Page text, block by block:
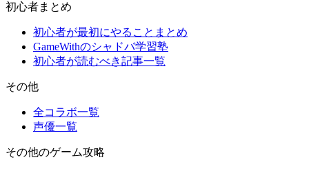
初心者まとめ
初心者が最初にやることまとめ
GameWithのシャドバ学習塾
初心者が読むべき記事一覧
その他
全コラボ一覧
声優一覧
その他のゲーム攻略